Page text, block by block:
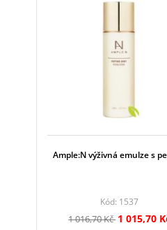
Ample:N výživná emulze s
Kód: 1537
1 016,70 Kč 1 015,70